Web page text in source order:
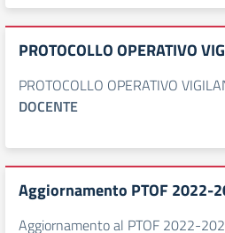
PROTOCOLLO OPERATIVO
PROTOCOLLO OPERATIVO
DOCENTE
Aggiornamento PTOF 2022-
Aggiornamento al PTOF 2022-